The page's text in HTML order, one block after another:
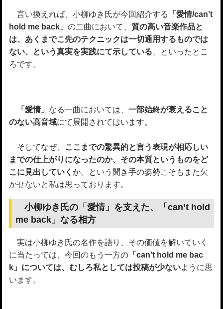
言い換えれば、小柳ゆき氏が今回紹介する 「愛情/can’t
hold me back」 の二曲において、 質の高い音楽作品と
は、あくまでこ先のテクニックは一切通用するものでは
ない、という真実を実践にて示している 、といったとこ
ろです。
「愛情」 なる一曲においては、 一部始終が衰えること
のない高音域にて展開されてはいます。
そしてなぜ、
ここまでの驚異的と言う表現が相応しい
までの仕上がりになったのか、その本質というものをど
こに見出していく か、という聞き手の姿勢こそもまた欠
かせないと私は思っております。
小柳ゆき氏の「愛情」を支えた、「can’t hold
me back」なる相方
実は小柳ゆき氏の名作を語り、その価値を解いていく
に当たっては、今回のもう一方の「can’t hold me bac
k」については、むしろ私としては投稿が少ないように思
います。